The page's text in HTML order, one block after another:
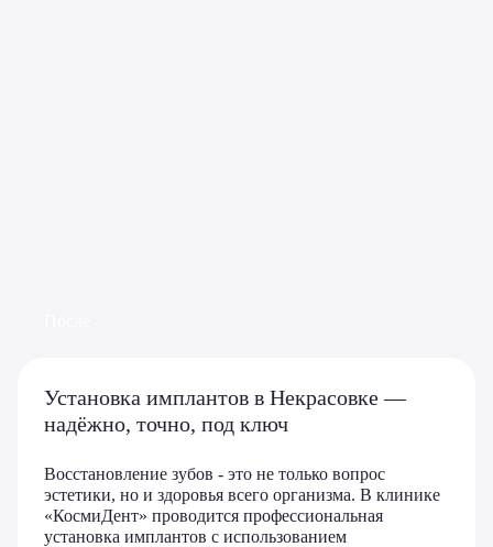
Установка имплантов в Некрасовке —
надёжно, точно, под ключ
Восстановление зубов - это не только вопрос
эстетики, но и здоровья всего организма. В клинике
«КосмиДент» проводится профессиональная
установка имплантов с использованием